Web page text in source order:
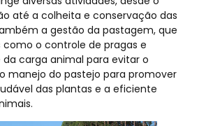
até a colheita e conservação das
a gestão da pastagem, que
o controle de pragas e
carga animal para evitar o
manejo do pastejo para promover
das plantas e a eficiente